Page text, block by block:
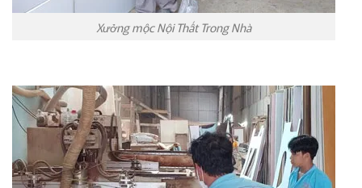
Xưởng mộc Nội Thất Trong Nhà